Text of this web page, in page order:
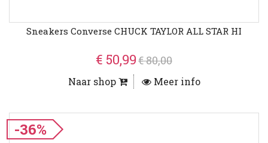
Sneakers Converse CHUCK TAYLOR ALL STAR HI
€ 50,99€ 80,00
Naar shop Meer info
-36%